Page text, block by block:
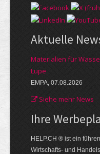
Aktuelle
Materialien für
Lupe
EMPA, 07.08.2026
Siehe mehr News
Ihre
HELP.CH ® ist ein
Wirtschafts- und